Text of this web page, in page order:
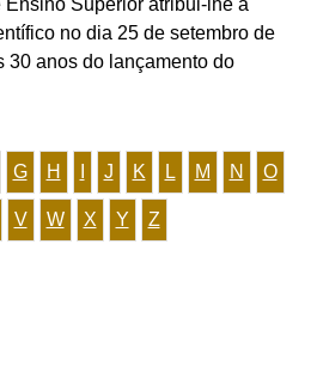
Superior atribui-lhe a
no dia 25 de setembro de
30 anos do lançamento do
G H J K L M N O
V W X Y Z